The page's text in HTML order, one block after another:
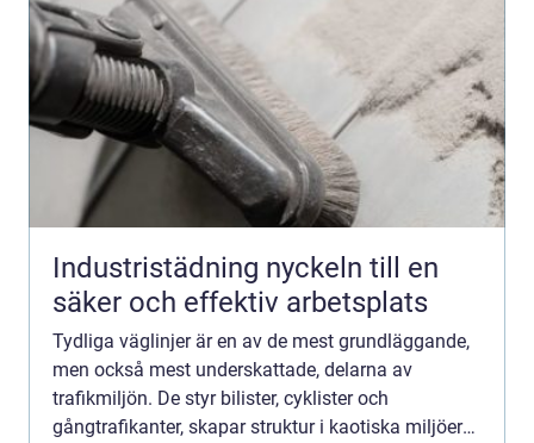
Industristädning nyckeln till en
säker och effektiv arbetsplats
Tydliga väglinjer är en av de mest grundläggande,
men också mest underskattade, delarna av
trafikmiljön. De styr bilister, cyklister och
gångtrafikanter, skapar struktur i kaotiska miljöer